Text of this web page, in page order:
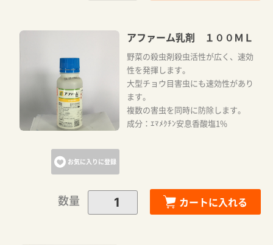
お気に入りに登録
アファーム乳剤 １００ＭＬ
野菜の殺虫剤殺虫活性が広く、速効
性を発揮します。
大型チョウ目害虫にも速効性があり
ます。
複数の害虫を同時に防除します。
成分：ｴﾏﾒｸﾁﾝ安息香酸塩1%
数量 カートに入れる